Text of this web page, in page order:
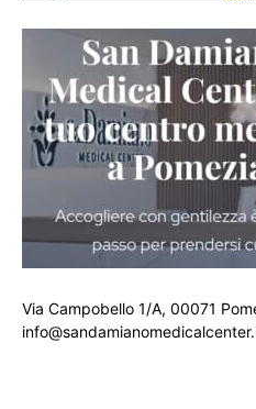
Via Campobello 1/A, 00071